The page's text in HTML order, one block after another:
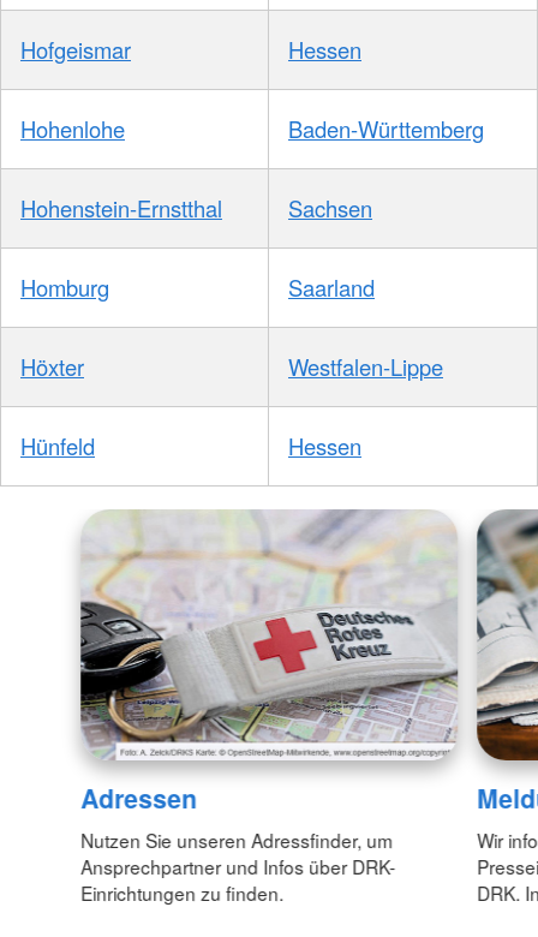
Hofgeismar Hessen
Hohenlohe Baden-Württemberg
Hohenstein-Ernstthal Sachsen
Homburg Saarland
Höxter Westfalen-Lippe
Hünfeld Hessen
Adressen
Nutzen Sie unseren Adressfinder, um
Ansprechpartner und Infos über DRK-
Einrichtungen zu finden.
Wir
DRK.